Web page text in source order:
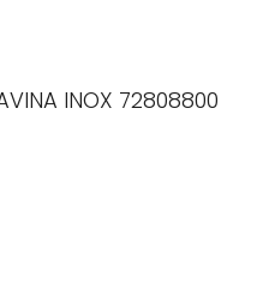
INOX 72808800